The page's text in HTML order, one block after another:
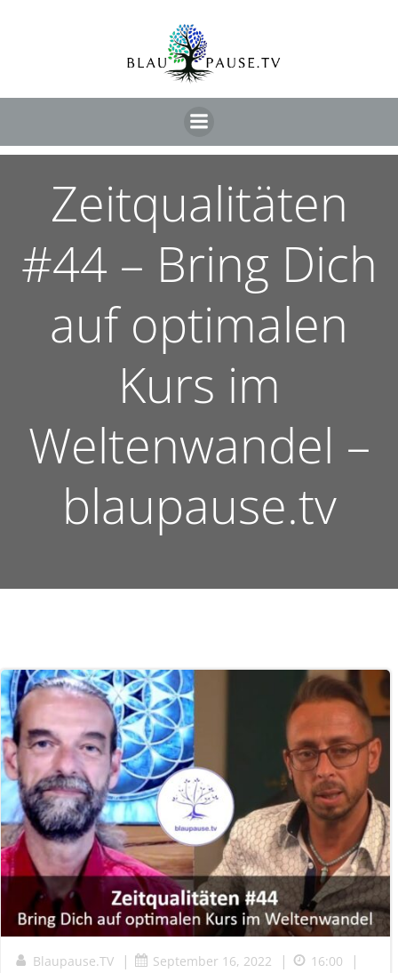
Zeitqualitäten
#44 – Bring Dich
auf optimalen
Kurs im
Weltenwandel –
blaupause.tv
Blaupause.TV | September 16, 2022 | 16:00 |